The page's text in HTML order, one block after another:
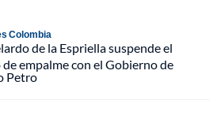
Colombia
de la Espriella suspende el
de empalme con el Gobierno de
Petro